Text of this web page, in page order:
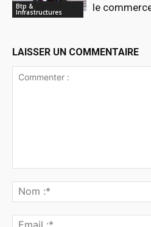
Btp &
Infrastructures
le
LAISSER UN COMMENTAIRE